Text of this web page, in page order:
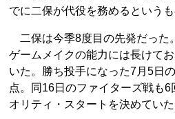
でに二保が代役を務めるというも
二保は今季8度目の先発だった
ゲームメイクの能力には長けて
いた。勝ち投手になった7月5日
点。同16日のファイターズ戦も
オリティ・スタートを決めていた